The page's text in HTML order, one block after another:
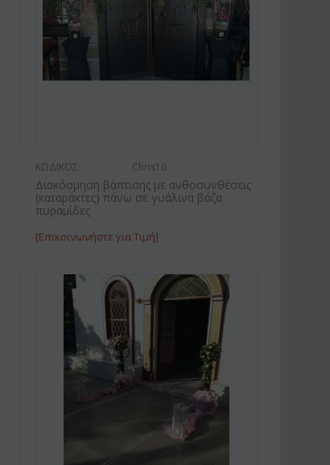
ΚΩΔΙΚΟΣ: Chris16
Διακόσμηση βάπτισης με ανθοσυνθέσεις
(καταράκτες) πάνω σε γυάλινα βάζα
πυραμίδες
[Επικοινωνήστε για Τιμή]